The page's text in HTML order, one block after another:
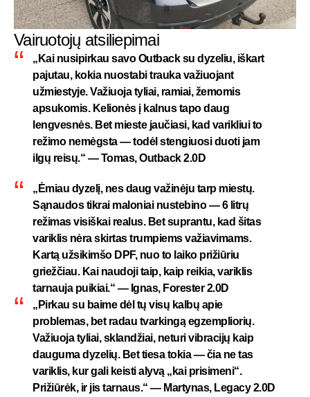
Vairuotojų atsiliepimai
„Kai nusipirkau savo Outback su dyzeliu, iškart
pajutau, kokia nuostabi trauka važiuojant
užmiestyje. Važiuoja tyliai, ramiai, žemomis
apsukomis. Kelionės į kalnus tapo daug
lengvesnės. Bet mieste jaučiasi, kad varikliui to
režimo nemėgsta — todėl stengiuosi duoti jam
ilgų reisų.“ — Tomas, Outback 2.0D
„Ėmiau dyzelį, nes daug važinėju tarp miestų.
Sąnaudos tikrai maloniai nustebino — 6 litrų
režimas visiškai realus. Bet suprantu, kad šitas
variklis nėra skirtas trumpiems važiavimams.
Kartą užsikimšo DPF, nuo to laiko prižiūriu
griežčiau. Kai naudoji taip, kaip reikia, variklis
tarnauja puikiai.“ — Ignas, Forester 2.0D
„Pirkau su baime dėl tų visų kalbų apie
problemas, bet radau tvarkingą egzempliorių.
Važiuoja tyliai, sklandžiai, neturi vibracijų kaip
dauguma dyzelių. Bet tiesa tokia — čia ne tas
variklis, kur gali keisti alyvą „kai prisimeni“.
Prižiūrėk, ir jis tarnaus.“ — Martynas, Legacy 2.0D